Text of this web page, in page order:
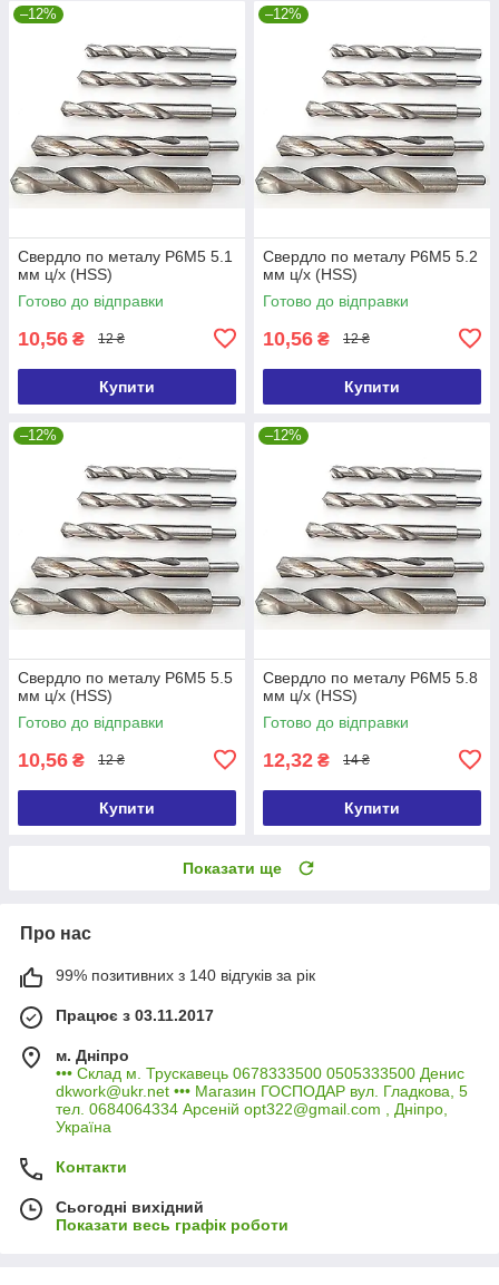
–12%
Свердло по металу Р6М5 5.1
мм ц/х (HSS)
Готово до відправки
10,56 ₴ 12 ₴
Купити
–12%
Свердло по металу Р6М5 5.2
мм ц/х (HSS)
Готово до відправки
10,56 ₴ 12 ₴
Купити
–12%
Свердло по металу Р6М5 5.5
мм ц/х (HSS)
Готово до відправки
10,56 ₴ 12 ₴
Купити
–12%
Свердло по металу Р6М5 5.8
мм ц/х (HSS)
Готово до відправки
12,32 ₴ 14 ₴
Купити
Показати ще
Про нас
99% позитивних з 140 відгуків за рік
Працює з 03.11.2017
м. Дніпро
••• Склад м. Трускавець 0678333500 0505333500 Денис
dkwork@ukr.net ••• Магазин ГОСПОДАР вул. Гладкова, 5
тел. 0684064334 Арсеній opt322@gmail.com , Дніпро,
Україна
Контакти
Сьогодні вихідний
Показати весь графік роботи